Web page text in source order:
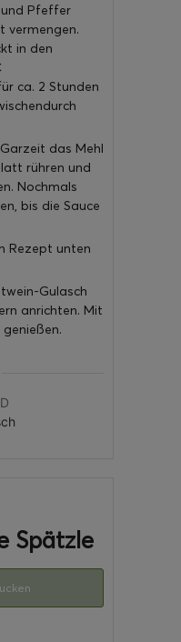
Pfeffer
vermengen.
in den
ca. 2 Stunden
das Mehl
rühren und
Nochmals
bis die Sauce
Rezept unten
Gulasch
anrichten. Mit
Spätzle